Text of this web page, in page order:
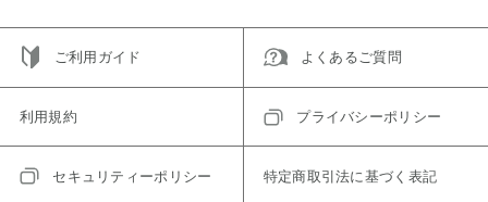
ご利用ガイド よくあるご質問
利用規約 プライバシーポリシー
セキュリティーポリシー 特定商取引法に基づく表記